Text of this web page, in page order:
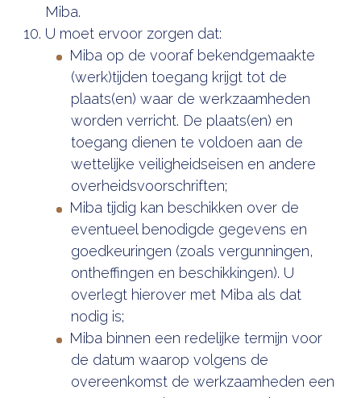
Miba.
U moet ervoor zorgen dat:
Miba op de vooraf bekendgemaakte
(werk)tijden toegang krijgt tot de
plaats(en) waar de werkzaamheden
worden verricht. De plaats(en) en
toegang dienen te voldoen aan de
wettelijke veiligheidseisen en andere
overheidsvoorschriften;
Miba tijdig kan beschikken over de
eventueel benodigde gegevens en
goedkeuringen (zoals vergunningen,
ontheffingen en beschikkingen). U
overlegt hierover met Miba als dat
nodig is;
Miba binnen een redelijke termijn voor
de datum waarop volgens de
overeenkomst de werkzaamheden een